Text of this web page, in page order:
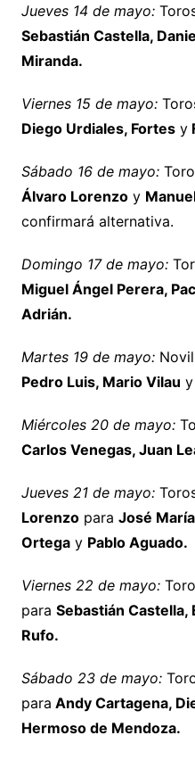
Jueves 14 de mayo:
Sebastián Castella,
Miranda.
Viernes 15 de mayo:
Diego Urdiales, Fortesy
Sábado 16 de mayo:
Álvaro Lorenzoy
confirmará alternativa.
Domingo 17 de mayo:
Miguel Ángel Perera,
Adrián.
Martes 19 de mayo:
Pedro Luis, Mario Vilau y
Miércoles 20 de mayo:
Carlos Venegas, Juan
Jueves 21 de mayo:
Lorenzopara José
Ortegay Pablo Aguado.
Viernes 22 de mayo:
para Sebastián Castella,
Rufo.
Sábado 23 de mayo:
para Andy Cartagena,
Hermoso de Mendoza.